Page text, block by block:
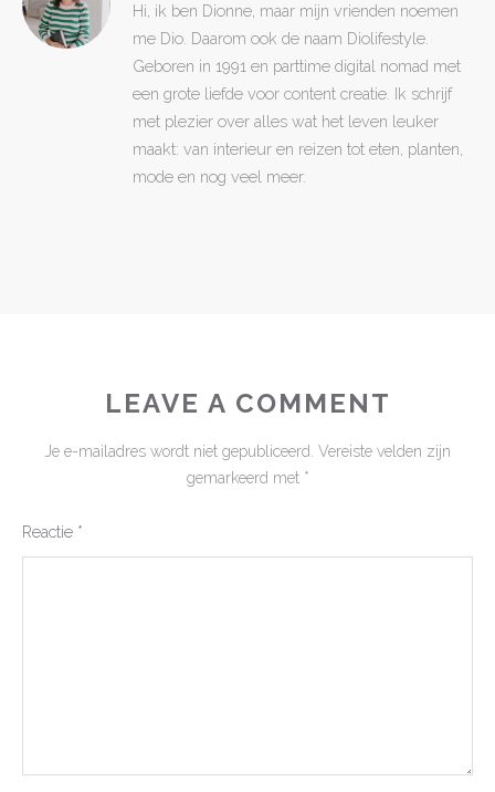
Hi, ik ben Dionne, maar mijn vrienden noemen
me Dio. Daarom ook de naam Diolifestyle.
Geboren in 1991 en parttime digital nomad met
een grote liefde voor content creatie. Ik schrijf
met plezier over alles wat het leven leuker
maakt: van interieur en reizen tot eten, planten,
mode en nog veel meer.
LEAVE A COMMENT
Je e-mailadres wordt niet gepubliceerd. Vereiste velden zijn
gemarkeerd met *
Reactie *